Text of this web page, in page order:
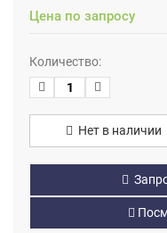
Цена по запросу
Количество:
Нет в наличии